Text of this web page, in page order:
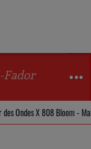
Fador
des Ondes X 808 Bloom -